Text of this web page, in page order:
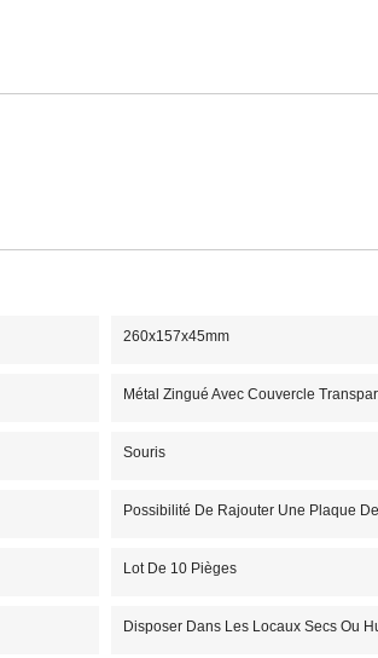
260x157x45mm
Métal Zingué Avec Couvercle
Souris
Possibilité De Rajouter Une Plaque
Lot De 10 Pièges
Disposer Dans Les Locaux Secs Ou